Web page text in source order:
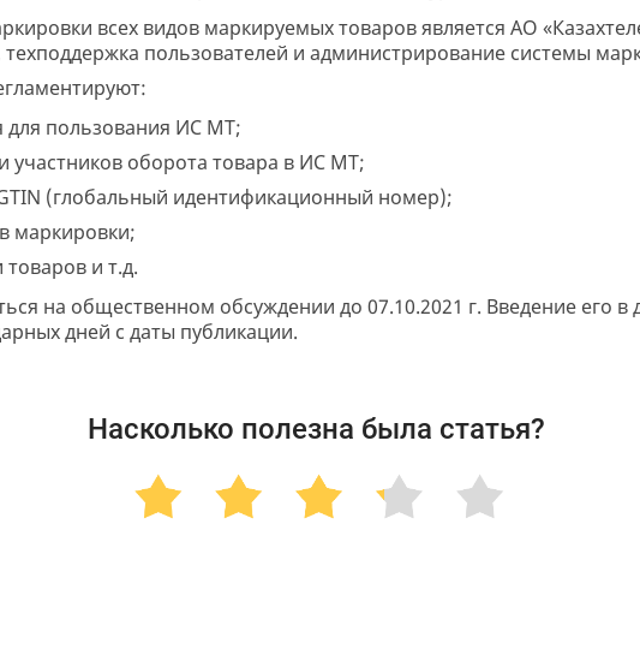
всех видов маркируемых товаров является АО
пользователей и администрирование системы
для пользования ИС МТ;
участников оборота товара в ИС МТ;
(глобальный идентификационный номер);
маркировки;
и т.д.
на общественном обсуждении до 07.10.2021 г. Введение его в
дней с даты публикации.
Насколько полезна была статья?